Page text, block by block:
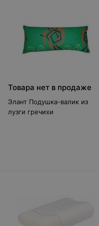
Товара нет в продаже
Элант Подушка-валик из
лузги гречихи